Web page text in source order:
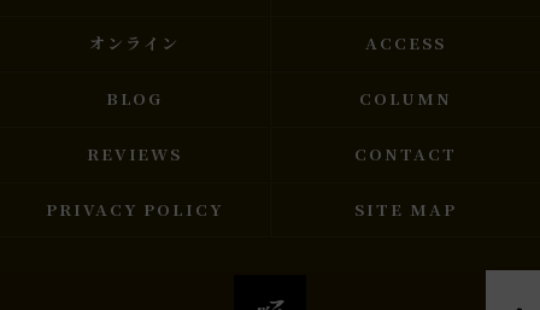
オンライン ACCESS
BLOG COLUMN
REVIEWS CONTACT
PRIVACY POLICY SITE MAP